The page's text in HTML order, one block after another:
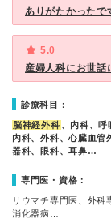
ありがたかったで
5.0
産婦人科にお世話
診療科目：
脳神経外科 、内科、
内科、外科、心臓血管
器科、眼科、耳鼻…
専門医・資格：
リウマチ専門医、外科
消化器病…